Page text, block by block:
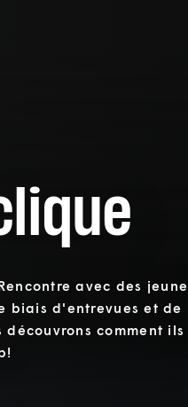
avec des
biais d'entrevues et
découvrons comment